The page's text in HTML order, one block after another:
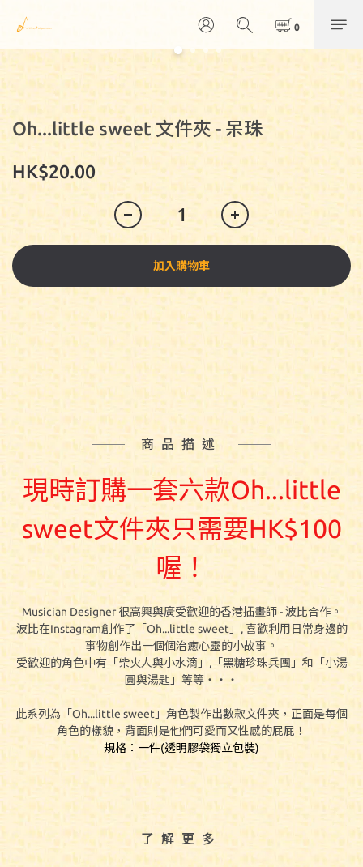
Oh...little sweet 文件夾 - 呆珠
HK$20.00
加入購物車
商品描述
現時訂購一套六款Oh...little
sweet文件夾只需要HK$100
喔！
Musician Designer 很高興與廣受歡迎的香港插畫師 - 波比合作。
波比在Instagram創作了「Oh...little sweet」, 喜歡利用日常身邊的
事物創作出一個個治癒心靈的小故事。
受歡迎的角色中有「柴火人與小水滴」,「黑糖珍珠兵團」和「小湯
圓與湯匙」等等‧‧‧
此系列為 「 Oh...little sweet 」角色製作出數款文件夾 ，正面是每個
角色的樣貌，背面則是他們可愛而又性感的屁屁！
規格：一件(透明膠袋獨立包裝)
了解更多